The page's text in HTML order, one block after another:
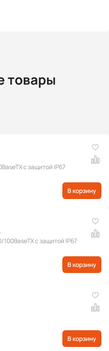
товары
с защитой IP67
В корзину
100BaseTX с защитой IP67
В корзину
В корзину